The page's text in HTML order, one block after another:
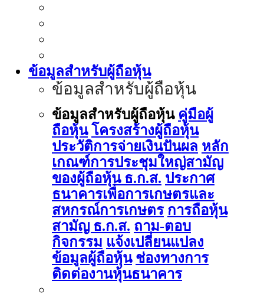
ข้อมูลสำหรับผู้ถือหุ้น
ข้อมูลสำหรับผู้ถือหุ้น
ข้อมูลสำหรับผู้ถือหุ้น คู่มือผู้
ถือหุ้น โครงสร้างผู้ถือหุ้น
ประวัติการจ่ายเงินปันผล หลัก
เกณฑ์การประชุมใหญ่สามัญ
ของผู้ถือหุ้น ธ.ก.ส. ประกาศ
ธนาคารเพื่อการเกษตรและ
สหกรณ์การเกษตร การถือหุ้น
สามัญ ธ.ก.ส. ถาม-ตอบ
กิจกรรม แจ้งเปลี่ยนแปลง
ข้อมูลผู้ถือหุ้น ช่องทางการ
ติดต่องานหุ้นธนาคาร